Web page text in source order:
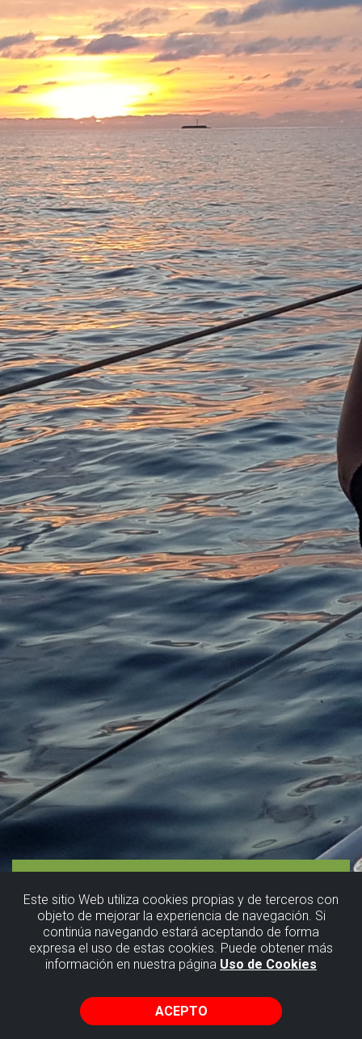
Este sitio Web utiliza cookies propias y de terceros con
objeto de mejorar la experiencia de navegación. Si
continúa navegando estará aceptando de forma
expresa el uso de estas cookies. Puede obtener más
información en nuestra página Uso de Cookies
ACEPTO